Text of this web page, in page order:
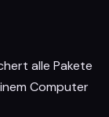
alle Pakete
Computer